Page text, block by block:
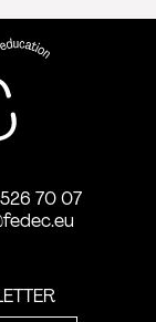
aux arts du
70 07